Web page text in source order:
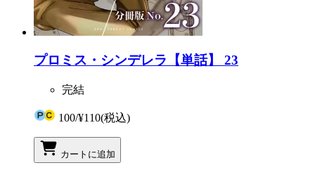
プロミス・シンデレラ【単話】 23
完結
100/¥110(税込)
カートに追加